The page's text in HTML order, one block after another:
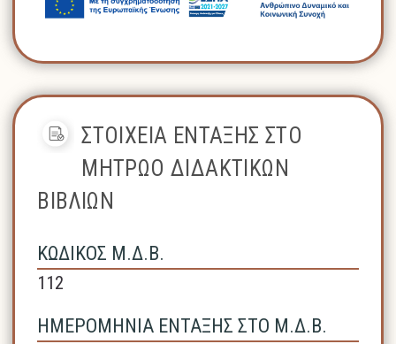
ΣΤΟΙΧΕΙΑ ΕΝΤΑΞΗΣ ΣΤΟ
ΜΗΤΡΩΟ ΔΙΔΑΚΤΙΚΩΝ
ΒΙΒΛΙΩΝ
ΚΩΔΙΚΟΣ Μ.Δ.Β.
112
ΗΜΕΡΟΜΗΝΙΑ ΕΝΤΑΞΗΣ ΣΤΟ Μ.Δ.Β.